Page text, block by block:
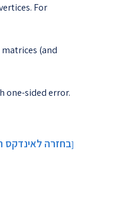
For
(and
one-sided error.
[בחזרה לאינדקס